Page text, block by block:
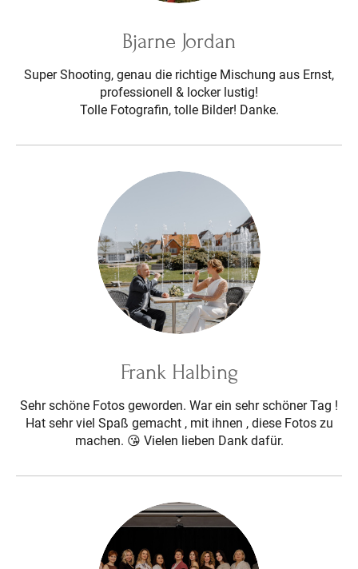
Bjarne Jordan
Super Shooting, genau die richtige Mischung aus Ernst,
professionell & locker lustig!
Tolle Fotografin, tolle Bilder! Danke.
Frank Halbing
Sehr schöne Fotos geworden. War ein sehr schöner Tag !
Hat sehr viel Spaß gemacht , mit ihnen , diese Fotos zu
machen. 😘 Vielen lieben Dank dafür.